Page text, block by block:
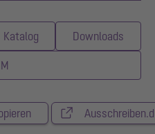
Katalog Downloads